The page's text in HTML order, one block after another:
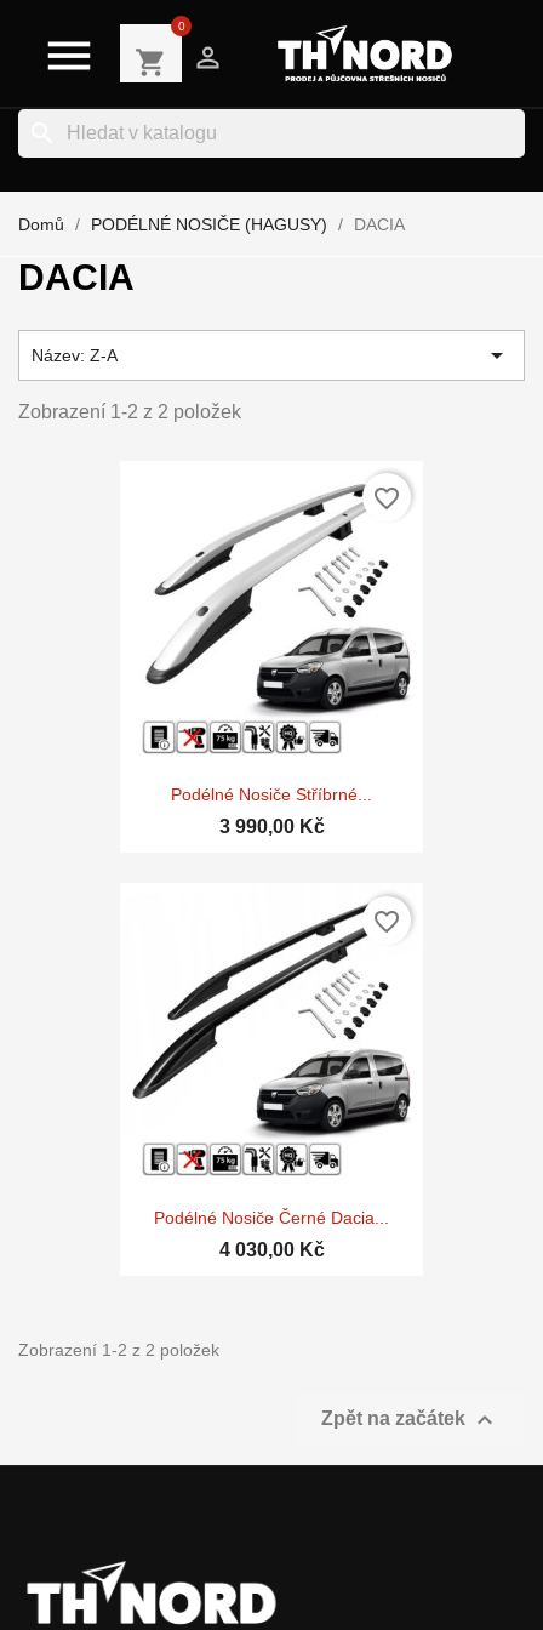
 shopping_cart
0

Domů PODÉLNÉ NOSIČE (HAGUSY) DACIA
DACIA
Název: Z-A 
Zobrazení 1-2 z 2 položek
Podélné Nosiče Stříbrné...
3 990,00 Kč
favorite_border
Podélné Nosiče Černé Dacia...
4 030,00 Kč
favorite_border
Zobrazení 1-2 z 2 položek
Zpět na začátek 